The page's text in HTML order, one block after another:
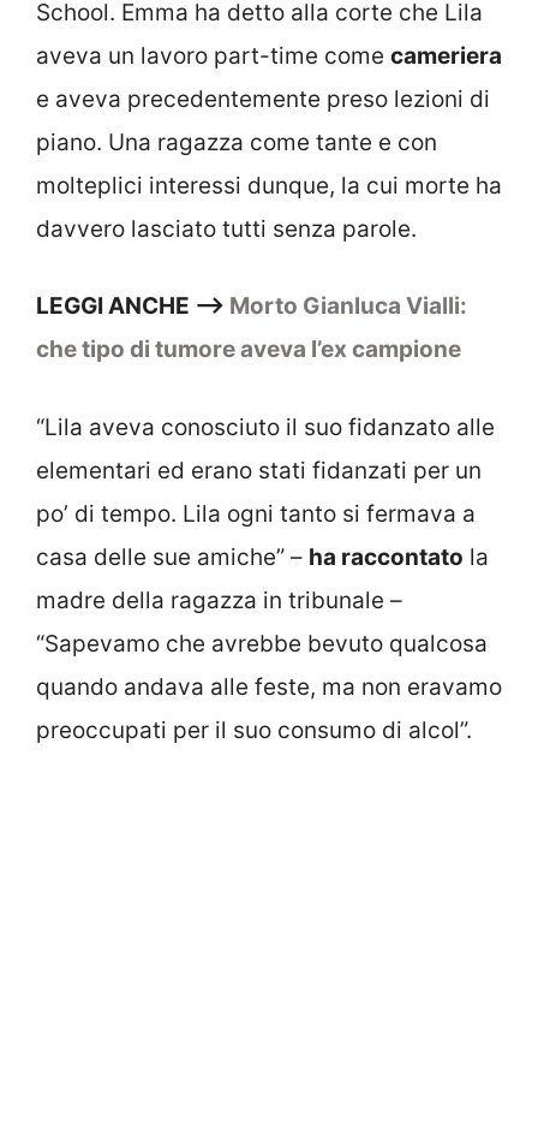
School. Emma ha detto alla corte che Lila
aveva un lavoro part-time come cameriera
e aveva precedentemente preso lezioni di
piano. Una ragazza come tante e con
molteplici interessi dunque, la cui morte ha
davvero lasciato tutti senza parole.
LEGGI ANCHE –> Morto Gianluca Vialli:
che tipo di tumore aveva l’ex campione
“Lila aveva conosciuto il suo fidanzato alle
elementari ed erano stati fidanzati per un
po’ di tempo. Lila ogni tanto si fermava a
casa delle sue amiche” – ha raccontato la
madre della ragazza in tribunale –
“Sapevamo che avrebbe bevuto qualcosa
quando andava alle feste, ma non eravamo
preoccupati per il suo consumo di alcol”.